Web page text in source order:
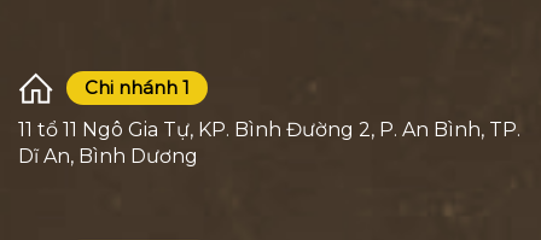
Chi nhánh 1
11 tổ 11 Ngô Gia Tự, KP. Bình Đường 2, P. An Bình, TP.
Dĩ An, Bình Dương